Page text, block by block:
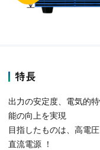
特長
出力の安定度、電気的
能の向上を実現
目指したものは、高電
直流電源 ！